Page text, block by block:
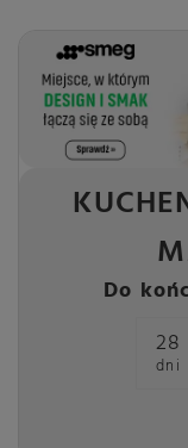
Do
28
dni